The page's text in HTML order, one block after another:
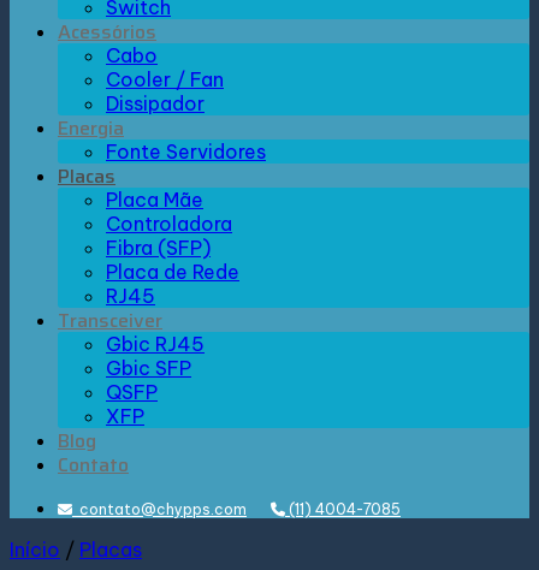
Switch
Acessórios
Cabo
Cooler / Fan
Dissipador
Energia
Fonte Servidores
Placas
Placa Mãe
Controladora
Fibra (SFP)
Placa de Rede
RJ45
Transceiver
Gbic RJ45
Gbic SFP
QSFP
XFP
Blog
Contato
contato@chypps.com (11) 4004-7085
Início / Placas